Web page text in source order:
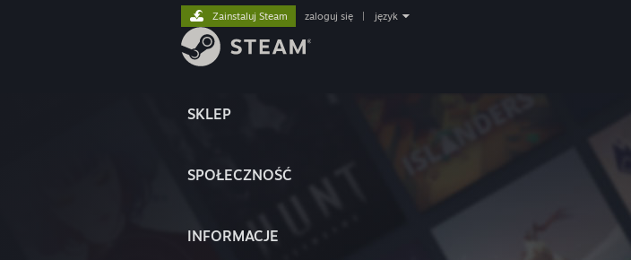
SKLEP
SPOŁECZNOŚĆ
INFORMACJE
Zainstaluj Steam zaloguj się język